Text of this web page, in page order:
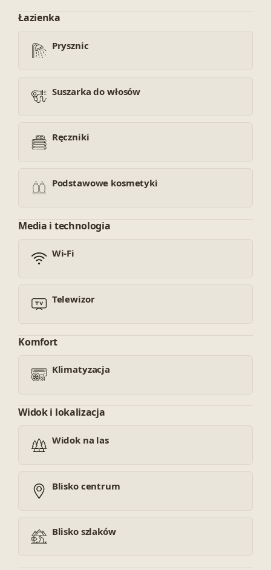
Łazienka
Prysznic
Suszarka do włosów
Ręczniki
Podstawowe kosmetyki
Media i technologia
Wi-Fi
Telewizor
Komfort
Klimatyzacja
Widok i lokalizacja
Widok na las
Blisko centrum
Blisko szlaków